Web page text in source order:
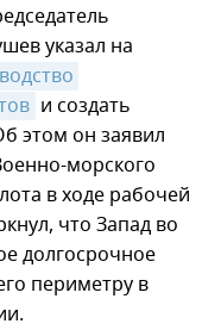
указал на
и создать
этом он заявил
морского
в ходе рабочей
что Запад во
долгосрочное
периметру в